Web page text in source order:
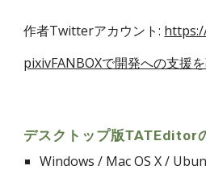
作者Twitterアカウント:
pixivFANBOXで開発への支援
デスクトップ版TATEditor
Windows / Mac OS X /